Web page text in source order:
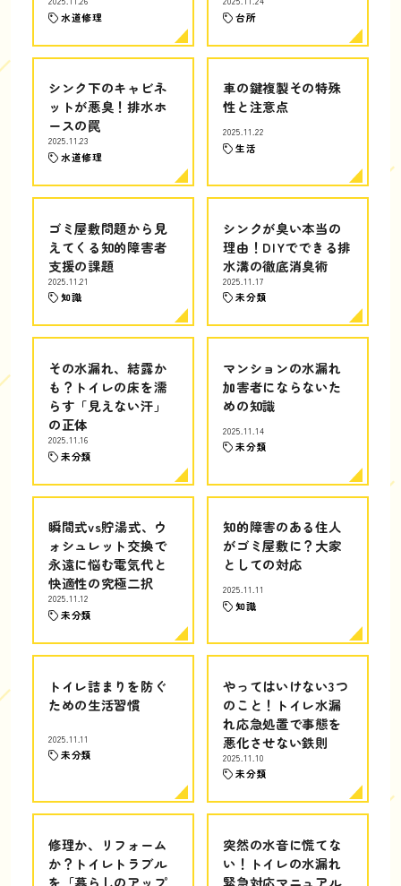
水道修理 台所
シンク下のキャビネ
ットが悪臭！排水ホ
ースの罠
2025.11.23
水道修理
車の鍵複製その特殊
性と注意点
2025.11.22
生活
ゴミ屋敷問題から見
えてくる知的障害者
支援の課題
2025.11.21
知識
シンクが臭い本当の
理由！DIYでできる排
水溝の徹底消臭術
2025.11.17
未分類
その水漏れ、結露か
も？トイレの床を濡
らす「見えない汗」
の正体
2025.11.16
未分類
マンションの水漏れ
加害者にならないた
めの知識
2025.11.14
未分類
瞬間式vs貯湯式、ウ
ォシュレット交換で
永遠に悩む電気代と
快適性の究極二択
2025.11.12
未分類
知的障害のある住人
がゴミ屋敷に？大家
としての対応
2025.11.11
知識
トイレ詰まりを防ぐ
ための生活習慣
2025.11.11
未分類
やってはいけない3つ
のこと！トイレ水漏
れ応急処置で事態を
悪化させない鉄則
2025.11.10
未分類
修理か、リフォーム
か？トイレトラブル
を「暮らしのアップ
突然の水音に慌てな
い！トイレの水漏れ
緊急対応マニュアル